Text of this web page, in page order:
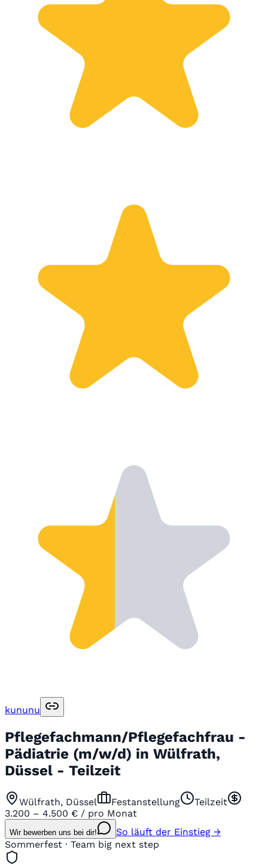
kununu
Pflegefachmann/Pflegefachfrau -
Pädiatrie (m/w/d) in Wülfrath,
Düssel - Teilzeit
Wülfrath, Düssel Festanstellung
Teilzeit
3.200 – 4.500 € / pro Monat
Wir bewerben uns bei dir!
So läuft der Einstieg →
Sommerfest · Team big next step